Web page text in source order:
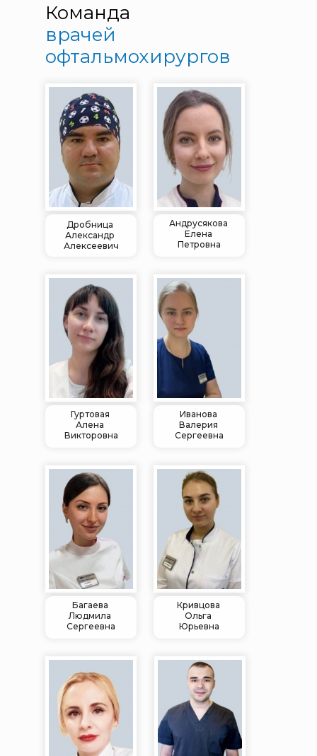
Команда
врачей
офтальмохирургов
Дробница
Александр
Алексеевич
Андрусякова
Елена
Петровна
Гуртовая
Алена
Викторовна
Иванова
Валерия
Сергеевна
Багаева
Людмила
Сергеевна
Кривцова
Ольга
Юрьевна